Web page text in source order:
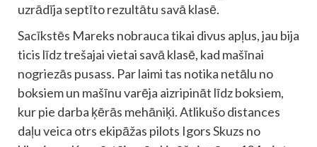
uzrādīja septīto rezultātu savā klasē.
Sacīkstēs Mareks nobrauca tikai divus apļus, jau bija
ticis līdz trešajai vietai savā klasē, kad mašīnai
nogriezās pusass. Par laimi tas notika netālu no
boksiem un mašīnu varēja aizripināt līdz boksiem,
kur pie darba ķērās mehāniķi. Atlikušo distances
daļu veica otrs ekipāžas pilots Igors Skuzs no